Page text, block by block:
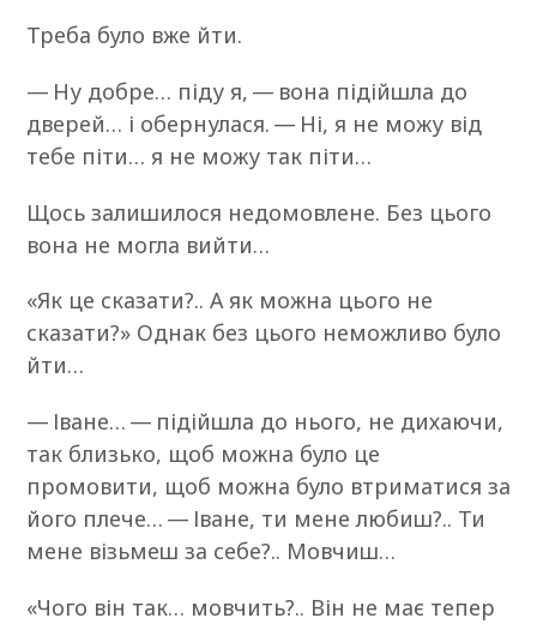
Треба було вже йти.
— Ну добре… піду я, — вона підійшла до
дверей… і обернулася. — Ні, я не можу від
тебе піти… я не можу так піти…
Щось залишилося недомовлене. Без цього
вона не могла вийти…
«Як це сказати?.. А як можна цього не
сказати?» Однак без цього неможливо було
йти…
— Іване… — підійшла до нього, не дихаючи,
так близько, щоб можна було це
промовити, щоб можна було втриматися за
його плече… — Іване, ти мене любиш?.. Ти
мене візьмеш за себе?.. Мовчиш…
«Чого він так… мовчить?.. Він не має тепер